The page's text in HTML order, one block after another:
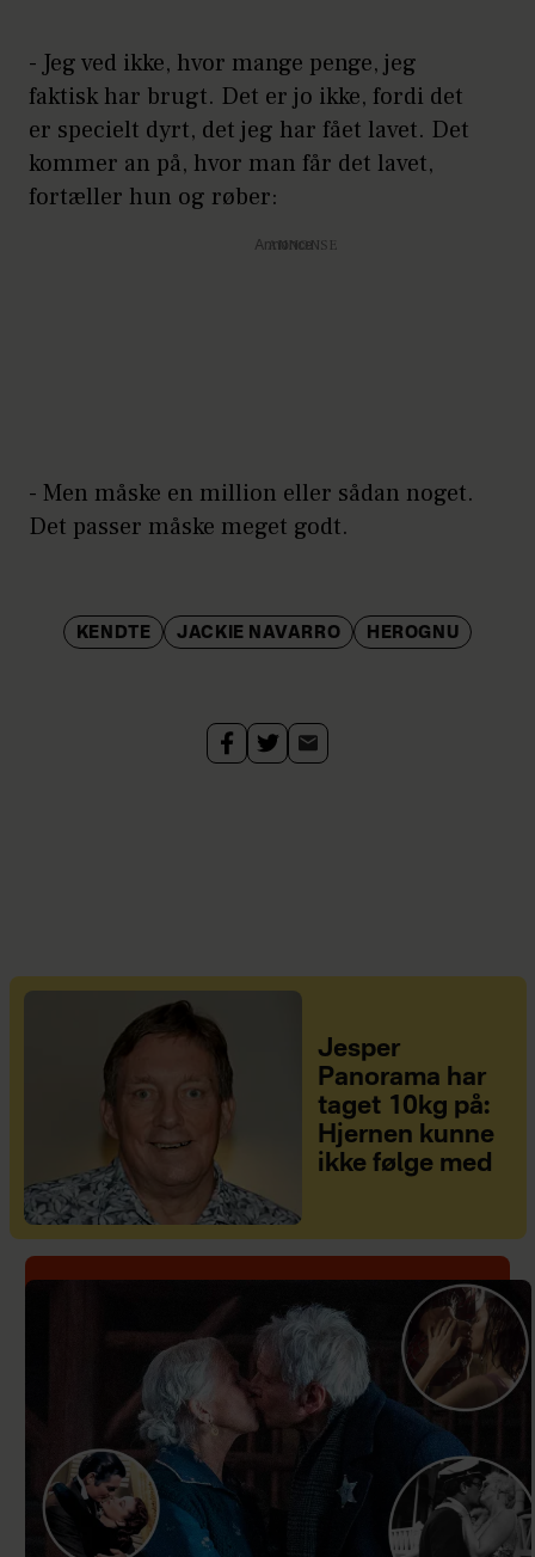
- Jeg ved ikke, hvor mange penge, jeg
faktisk har brugt. Det er jo ikke, fordi det
er specielt dyrt, det jeg har fået lavet. Det
kommer an på, hvor man får det lavet,
fortæller hun og røber:
Annonce
- Men måske en million eller sådan noget.
Det passer måske meget godt.
KENDTE JACKIE NAVARRO HEROGNU
Jesper
Panorama har
taget 10kg på:
Hjernen kunne
ikke følge med